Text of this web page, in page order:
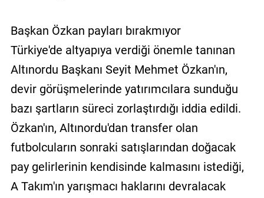
Başkan Özkan payları bırakmıyor
Türkiye'de altyapıya verdiği önemle tanınan
Altınordu Başkanı Seyit Mehmet Özkan'ın,
devir görüşmelerinde yatırımcılara sunduğu
bazı şartların süreci zorlaştırdığı iddia edildi.
Özkan'ın, Altınordu'dan transfer olan
futbolcuların sonraki satışlarından doğacak
pay gelirlerinin kendisinde kalmasını istediği,
A Takım'ın yarışmacı haklarını devralacak